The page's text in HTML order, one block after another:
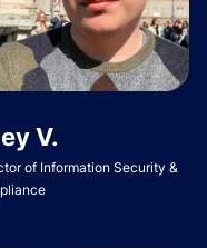
V.
of Information Security &